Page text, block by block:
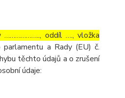
oddíl …., vložka
parlamentu a Rady (EU) č.
těchto údajů a o zrušení
údaje: